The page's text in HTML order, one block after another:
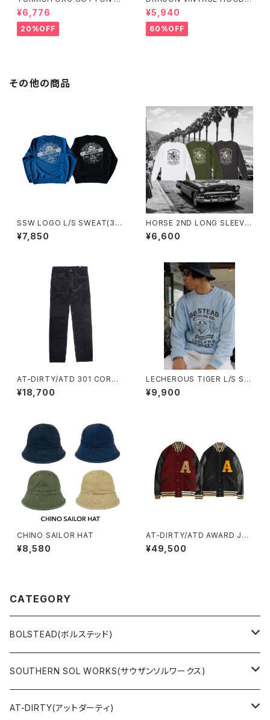
PSTOP POSTMAN
¥6,776
20%OFF
(MINT)
¥5,940
60%OFF
その他の商品
SSW LOGO L/S SWEAT(3カ
ラー) 長袖スウェット
¥7,850
HORSE 2ND LONG SLEEVE
TEE
¥6,600
AT-DIRTY/ATD 301 CORDU
ROY PANTS (S.BLACK)
¥18,700
LECHEROUS TIGER L/S SW
EAT(SAX)
¥9,900
CHINO SAILOR HAT
¥8,580
AT-DIRTY/ATD AWARD JAC
KET
¥49,500
CATEGORY
BOLSTEAD(ボルステッド)
JACKET
SWEAT & HOODIE
SOUTHERN SOL WORKS(サウザンソルワークス)
SWEAT & HOODIE
AT-DIRTY(アットダーティ)